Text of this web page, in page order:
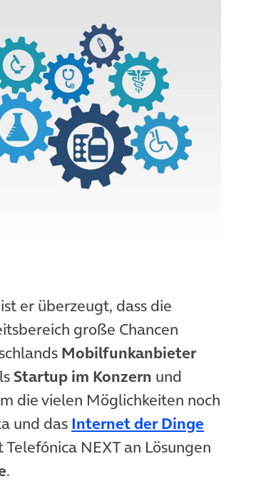
er überzeugt, dass die
große Chancen
Mobilfunkanbieter
Startup im Konzern und
die vielen Möglichkeiten noch
und das Internet der Dinge(öffnet
NEXT an Lösungen
.